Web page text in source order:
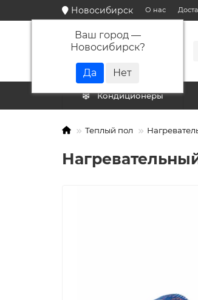
Новосибирск
Ваш город —
Новосибирск?
О нас
КАТАЛОГ
Кондиционеры
Теплый пол